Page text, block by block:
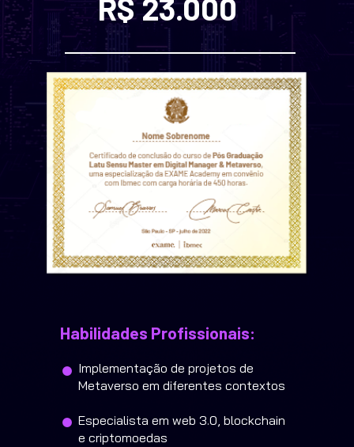
R$ 23.000
Habilidades Profissionais:
Implementação de projetos de
Metaverso em diferentes contextos
Especialista em web 3.0, blockchain
e criptomoedas